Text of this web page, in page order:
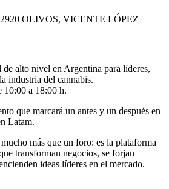
OLIVOS, VICENTE LÓPEZ
alto nivel en Argentina para líderes,
industria del cannabis.
10:00 a 18:00 h.
que marcará un antes y un después en
Latam.
mucho más que un foro: es la plataforma
transforman negocios, se forjan
ideas líderes en el mercado.